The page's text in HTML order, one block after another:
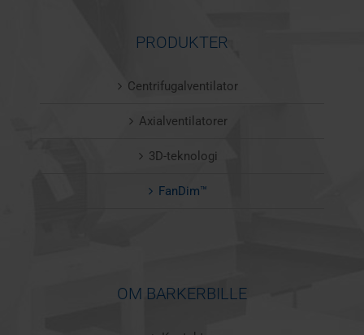
PRODUKTER
Centrifugalventilator
Axialventilatorer
3D-teknologi
FanDim™
OM BARKERBILLE